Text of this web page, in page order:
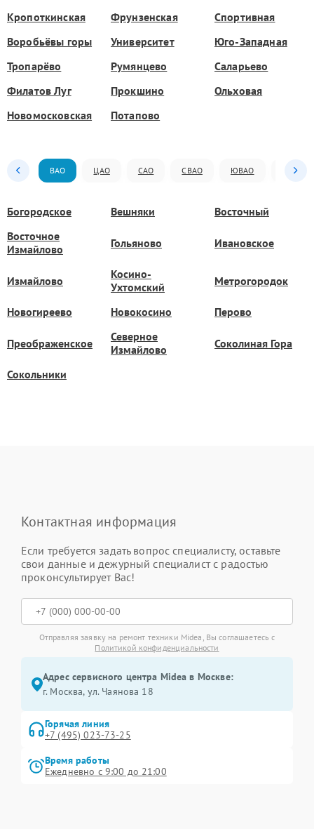
Кропоткинская Фрунзенская
Спортивная
Воробьёвы горы
Университет
Юго-Западная
Тропарёво
Румянцево
Саларьево
Филатов Луг
Прокшино
Ольховая
Новомосковская
Потапово
ВАО ЦАО САО СВАО ЮВАО ЮАО
Богородское Вешняки
Восточный
Восточное
Измайлово
Гольяново Ивановское
Измайлово
Косино-
Ухтомский
Метрогородок
Новогиреево Новокосино Перово
Преображенское
Северное
Измайлово
Соколиная Гора
Сокольники
Контактная информация
Если требуется задать вопрос специалисту, оставьте
свои данные и дежурный специалист с радостью
проконсультирует Вас!
Отправляя заявку на ремонт техники Midea, Вы соглашаетесь с
Политикой конфиденциальности
Адрес сервисного центра Midea в Москве:
г. Москва, ул. Чаянова 18
Горячая линия
+7 (495) 023-73-25
Время работы
Ежедневно с 9:00 до 21:00